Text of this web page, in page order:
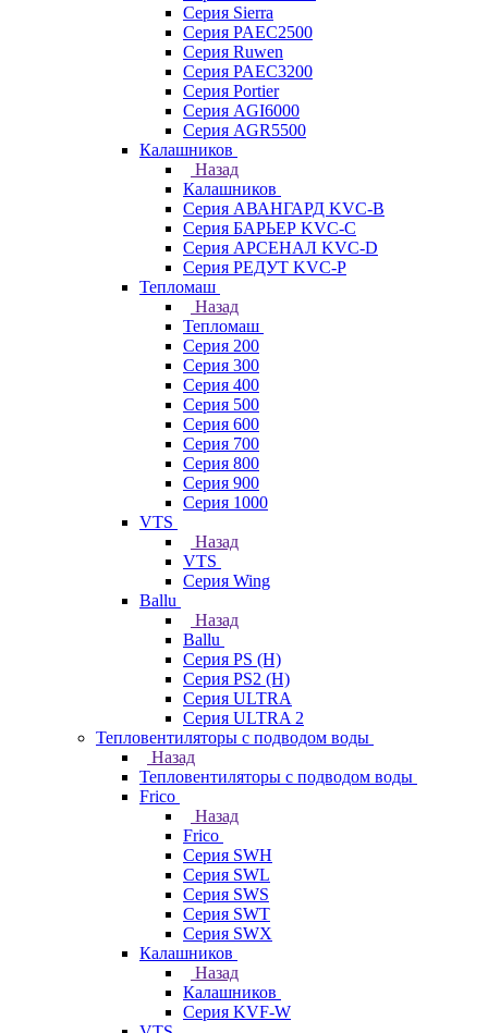
Серия Sierra
Серия PAEC2500
Серия Ruwen
Серия PAEC3200
Серия Portier
Серия AGI6000
Серия AGR5500
Калашников
Назад
Калашников
Серия АВАНГАРД KVC-B
Серия БАРЬЕР KVC-C
Серия АРСЕНАЛ KVC-D
Серия РЕДУТ KVC-P
Тепломаш
Назад
Тепломаш
Серия 200
Серия 300
Серия 400
Серия 500
Серия 600
Серия 700
Серия 800
Серия 900
Серия 1000
VTS
Назад
VTS
Серия Wing
Ballu
Назад
Ballu
Серия PS (H)
Серия PS2 (H)
Серия ULTRA
Серия ULTRA 2
Тепловентиляторы с подводом воды
Назад
Тепловентиляторы с подводом воды
Frico
Назад
Frico
Серия SWH
Серия SWL
Серия SWS
Серия SWT
Серия SWX
Калашников
Назад
Калашников
Серия KVF-W